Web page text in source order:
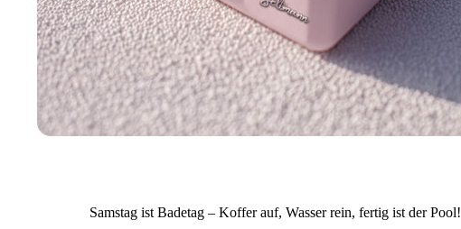
Samstag ist Badetag – Koffer auf, Wasser rein, fertig ist der Pool!